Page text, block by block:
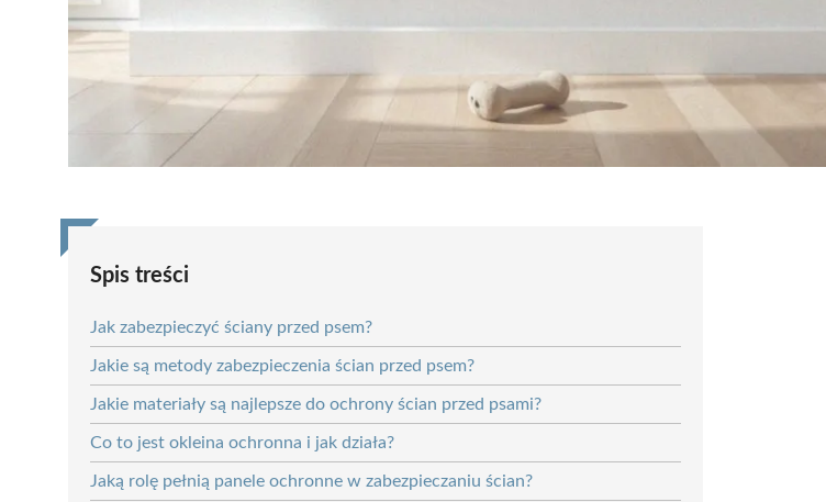
Spis treści
Jak zabezpieczyć ściany przed psem?
Jakie są metody zabezpieczenia ścian przed psem?
Jakie materiały są najlepsze do ochrony ścian przed psami?
Co to jest okleina ochronna i jak działa?
Jaką rolę pełnią panele ochronne w zabezpieczaniu ścian?